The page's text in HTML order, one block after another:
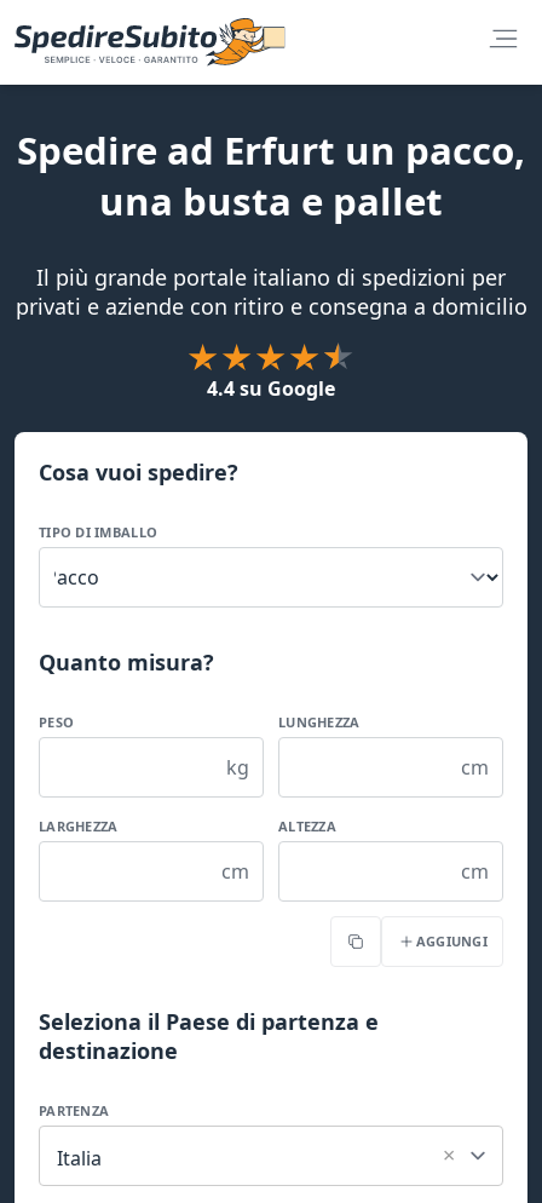
Spedire ad Erfurt un pacco,
una busta e pallet
Il più grande portale italiano di spedizioni per
privati e aziende con ritiro e consegna a domicilio
4.4 su Google
Cosa vuoi spedire?
TIPO DI IMBALLO
Quanto misura?
PESO
kg
LUNGHEZZA
cm
LARGHEZZA
cm
ALTEZZA
cm
Copia AGGIUNGI
Seleziona il Paese di partenza e
destinazione
PARTENZA
Italia ×